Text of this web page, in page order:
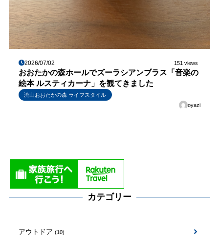
2026/07/02 151 views
おおたかの森ホールでズーラシアンブラス「音楽の
絵本 ルスティカーナ」を観てきました
流山おおたかの森 ライフスタイル
oyazi
カテゴリー
アウトドア (10)